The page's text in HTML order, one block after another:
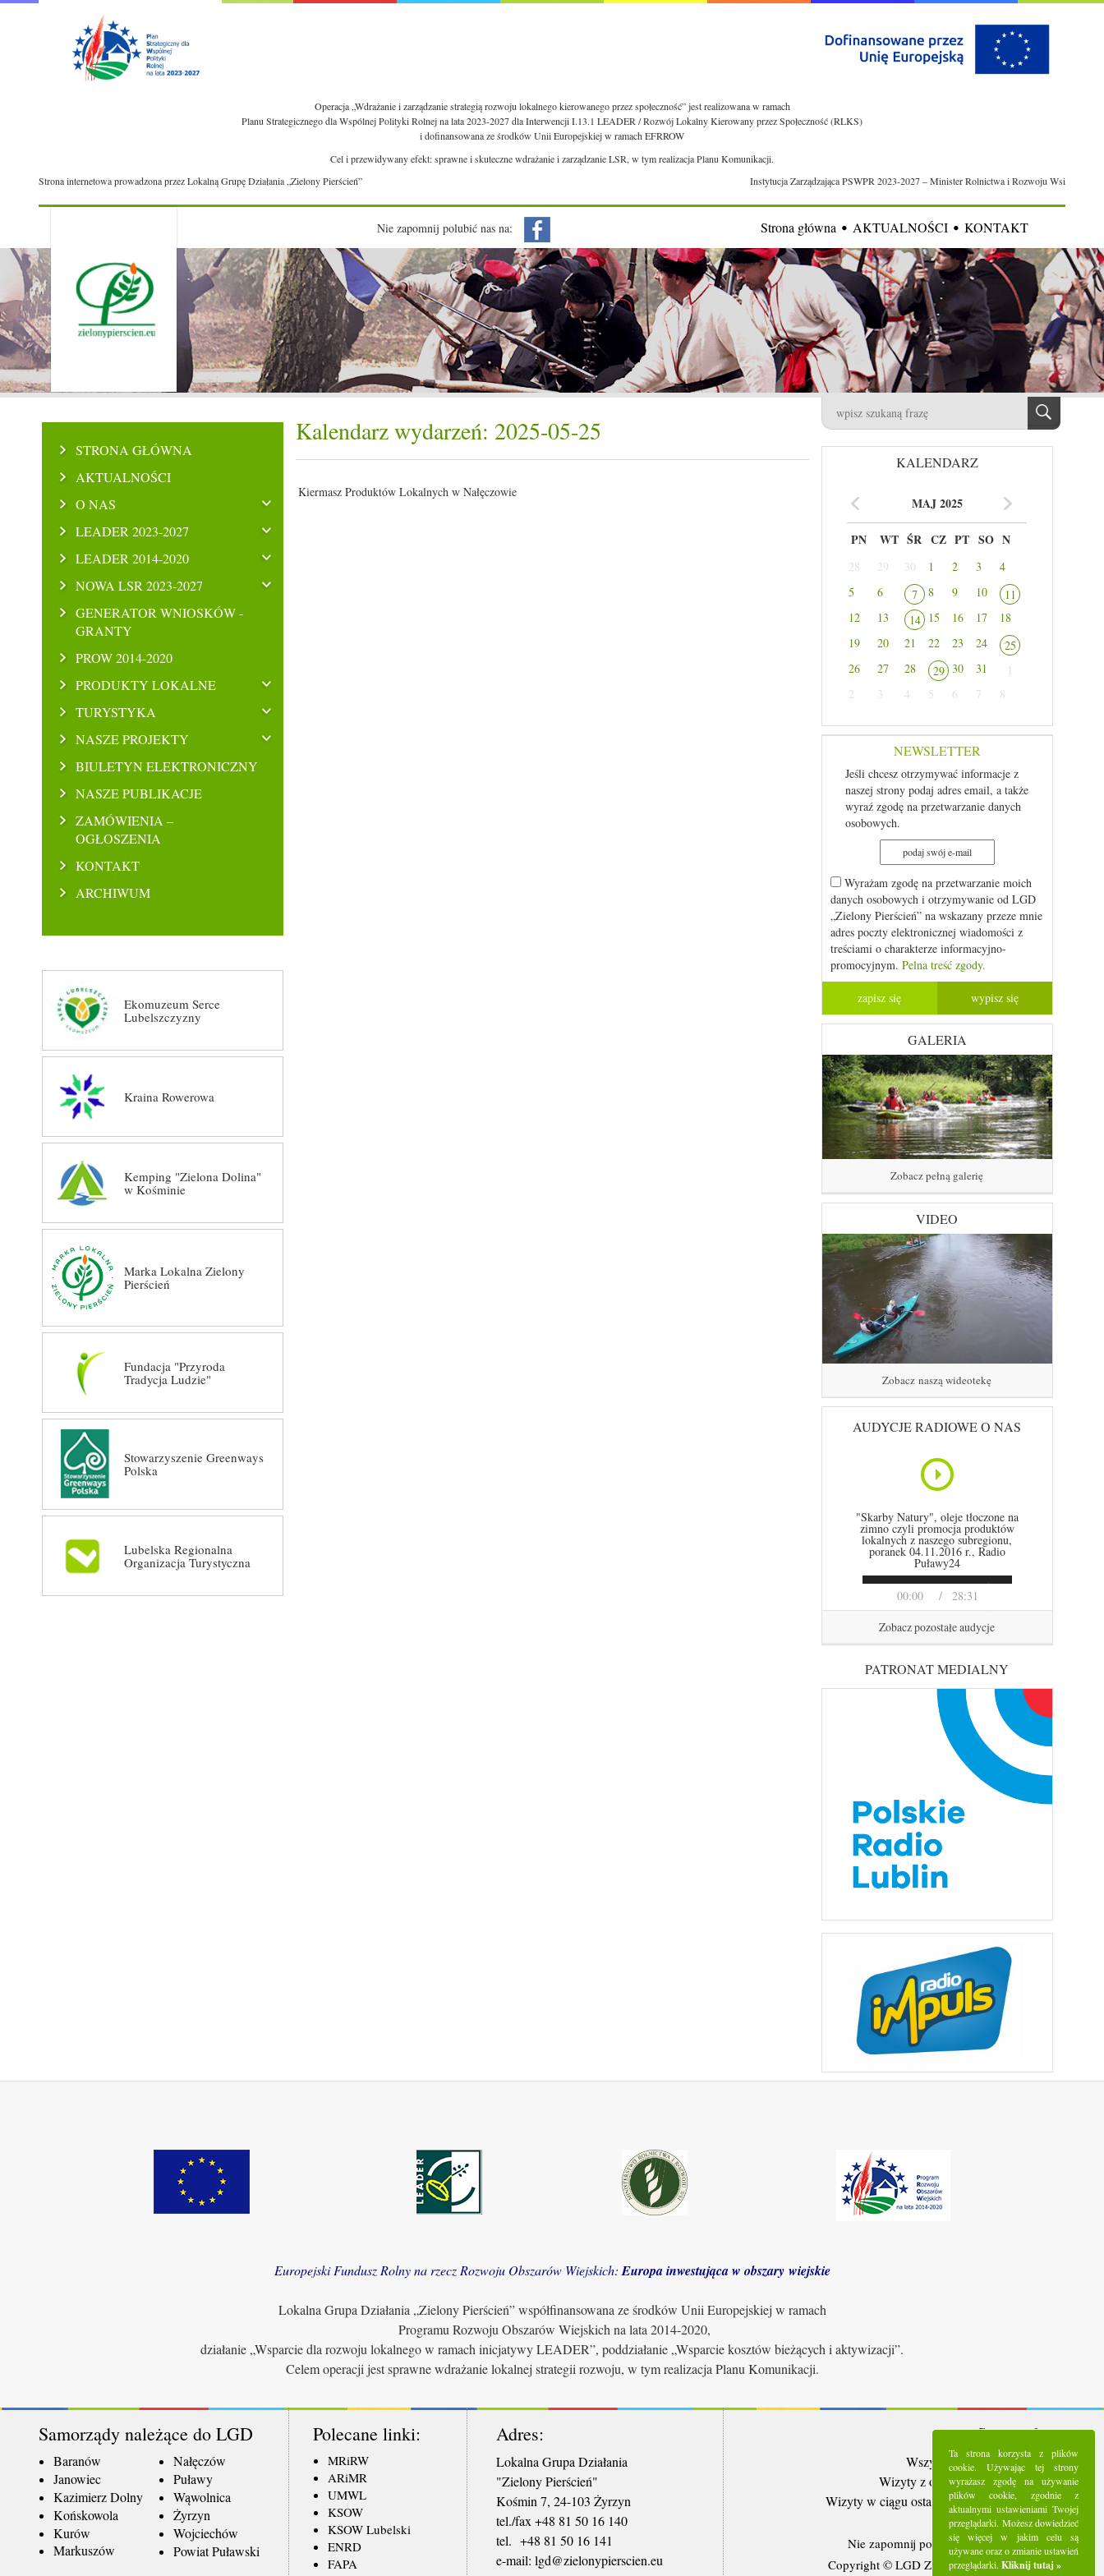
Operacja „Wdrażanie i zarządzanie strategią rozwoju lokalnego kierowanego przez społeczność” jest realizowana w ramach
Planu Strategicznego dla Wspólnej Polityki Rolnej na lata 2023-2027 dla Interwencji I.13.1 LEADER / Rozwój Lokalny Kierowany przez Społeczność (RLKS)
i dofinansowana ze środków Unii Europejskiej w ramach EFRROW
Cel i przewidywany efekt: sprawne i skuteczne wdrażanie i zarządzanie LSR, w tym realizacja Planu Komunikacji.
Strona internetowa prowadzona przez Lokalną Grupę Działania „Zielony Pierścień”
Instytucja Zarządzająca PSWPR 2023-2027 – Minister Rolnictwa i Rozwoju Wsi
Nie zapomnij polubić nas na: Strona główna AKTUALNOŚCI KONTAKT
STRONA GŁÓWNA
AKTUALNOŚCI
O NAS
LEADER 2023-2027
LEADER 2014-2020
NOWA LSR 2023-2027
GENERATOR WNIOSKÓW -
GRANTY
PROW 2014-2020
PRODUKTY LOKALNE
TURYSTYKA
NASZE PROJEKTY
BIULETYN ELEKTRONICZNY
NASZE PUBLIKACJE
ZAMÓWIENIA –
OGŁOSZENIA
KONTAKT
ARCHIWUM
Ekomuzeum Serce
Lubelszczyzny
Kraina Rowerowa
Kemping "Zielona Dolina"
w Kośminie
Marka Lokalna Zielony
Pierścień
Fundacja "Przyroda
Tradycja Ludzie"
Stowarzyszenie Greenways
Polska
Lubelska Regionalna
Organizacja Turystyczna
Kalendarz wydarzeń: 2025-05-25
Kiermasz Produktów Lokalnych w Nałęczowie
KALENDARZ
MAJ 2025
PN WT ŚR CZ PT SO N
28 29 30 1 2 3
4
5
6 7 8 9 10
11
12
13 14 15 16 17
18
19
20 21 22 23 24
25
26
27 28 29 30 31
1
2
3 4 5 6 7 8
NEWSLETTER
Jeśli chcesz otrzymywać informacje z
naszej strony podaj adres email, a także
wyraź zgodę na przetwarzanie danych
osobowych.
Wyrażam zgodę na przetwarzanie moich
danych osobowych i otrzymywanie od LGD
„Zielony Pierścień” na wskazany przeze mnie
adres poczty elektronicznej wiadomości z
treściami o charakterze informacyjno-
promocyjnym. Pelna treść zgody.
GALERIA
Zobacz pełną galerię
VIDEO
Zobacz naszą wideotekę
AUDYCJE RADIOWE O NAS
00:00 28:31
"Skarby Natury", oleje tłoczone na
zimno czyli promocja produktów
lokalnych z naszego subregionu,
poranek 04.11.2016 r., Radio
Puławy24
Zobacz pozostałe audycje
PATRONAT MEDIALNY
Europejski Fundusz Rolny na rzecz Rozwoju Obszarów Wiejskich: Europa inwestująca w obszary wiejskie
Lokalna Grupa Działania „Zielony Pierścień” współfinansowana ze środków Unii Europejskiej w ramach
Programu Rozwoju Obszarów Wiejskich na lata 2014-2020,
działanie „Wsparcie dla rozwoju lokalnego w ramach inicjatywy LEADER”, poddziałanie „Wsparcie kosztów bieżących i aktywizacji”.
Celem operacji jest sprawne wdrażanie lokalnej strategii rozwoju, w tym realizacja Planu Komunikacji.
Samorządy należące do LGD
Baranów
Janowiec
Kazimierz Dolny
Końskowola
Kurów
Markuszów
Nałęczów
Puławy
Wąwolnica
Żyrzyn
Wojciechów
Powiat Puławski
Polecane linki:
MRiRW
ARiMR
UMWL
KSOW
KSOW Lubelski
ENRD
FAPA
Adres:
Lokalna Grupa Działania
"Zielony Pierścień"
Kośmin 7, 24-103 Żyrzyn
tel./fax +48 81 50 16 140
tel. +48 81 50 16 141
​e-mail: lgd@zielonypierscien.eu
Statystyki:
Wszystkie wizyty: 5285323
Wizyty z ostatnich 30 dni: 91360
Wizyty w ciągu ostatniego tygodnia:
25410
Użytkownicy online: 8
Nie zapomnij polubić nas na Facebooku
Copyright © LGD Zielony Pierścień - 2016.
Ta strona korzysta z plików
cookie. Używając tej strony
wyrażasz zgodę na używanie
plików cookie, zgodnie z
aktualnymi ustawieniami Twojej
przeglądarki. Możesz dowiedzieć
się więcej w jakim celu są
używane oraz o zmianie ustawień
przeglądarki. Kliknij tutaj »